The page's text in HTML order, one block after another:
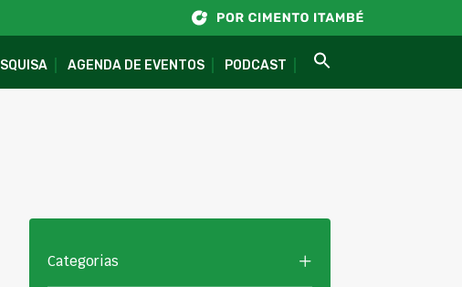
AGENDA DE EVENTOS PODCAST
Categorias